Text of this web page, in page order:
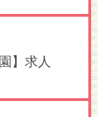
】求人